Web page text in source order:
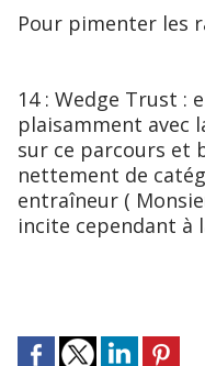
Pour pimenter les
14 : Wedge Trust :
plaisamment avec
sur ce parcours et
nettement de
entraîneur (
incite cependant à